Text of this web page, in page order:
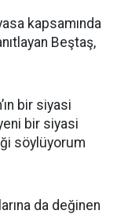
kapsamında
Beştaş,
bir siyasi
bir siyasi
söylüyorum
da değinen